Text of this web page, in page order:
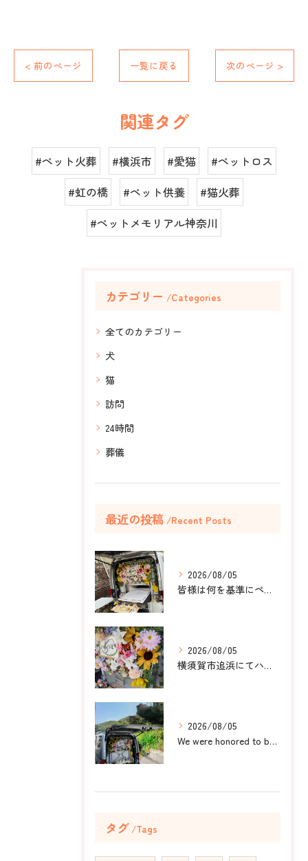
< 前のページ 一覧に戻る 次のページ >
関連タグ
#ペット火葬 #横浜市 #愛猫
#ペットロス
#虹の橋
#ペット供養
#猫火葬
#ペットメモリアル神奈川
カテゴリー Categories
全てのカテゴリー
犬
猫
訪問
24時間
葬儀
最近の投稿 Recent Posts
2026/08/05
皆様は何を基準にペット葬儀社を選びますか？
2026/08/05
横須賀市追浜にてハムスターのみかんちゃんのペット火葬のお手伝...
2026/08/05
We were honored to be by your ...
タグ Tags